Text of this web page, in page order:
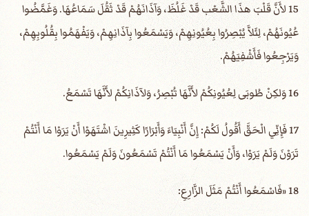
15 لأَنَّ قَلْبَ هذَا الشَّعْب قَدْ غَلُظَ، وَآذَانَهُمْ قَدْ ثَقُلَ سَمَاعُهَا. وَغَمَّضُوا
عُيُونَهُمْ، لِئَلاَّ يُبْصِرُوا بِعُيُونِهِمْ، وَيَسْمَعُوا بِآذَانِهِمْ، وَيَفْهَمُوا بِقُلُوبِهِمْ،
وَيَرْجِعُوا فَأَشْفِيَهُمْ.
16 وَلكِنْ طُوبَى لِعُيُونِكُمْ لأَنَّهَا تُبْصِرُ، وَلآذَانِكُمْ لأَنَّهَا تَسْمَعُ.
17 فَإِنِّي الْحَقَّ أَقُولُ لَكُمْ: إِنَّ أَنْبِيَاءَ وَأَبْرَارًا كَثِيرِينَ اشْتَهَوْا أَنْ يَرَوْا مَا أَنْتُمْ
تَرَوْنَ وَلَمْ يَرَوْا، وَأَنْ يَسْمَعُوا مَا أَنْتُمْ تَسْمَعُونَ وَلَمْ يَسْمَعُوا.
18 «فَاسْمَعُوا أَنْتُمْ مَثَلَ الزَّارِعِ: